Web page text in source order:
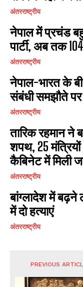
अंतरराष्ट्रीय
नेपाल में प्रचंड
पार्टी, अब तक
अंतरराष्ट्रीय
नेपाल-भारत के
संबंधी समझौते पर
अंतरराष्ट्रीय
तारिक रहमान ने
शपथ, 25
कैबिनेट में मिली
अंतरराष्ट्रीय
​बांग्लादेश में
में दो हत्याएं
अंतरराष्ट्रीय
PREVIOUS